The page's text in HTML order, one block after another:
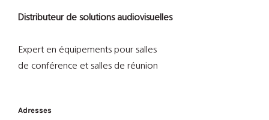
Distributeur de solutions audiovisuelles
Expert en équipements pour salles
de conférence et salles de réunion
Adresses